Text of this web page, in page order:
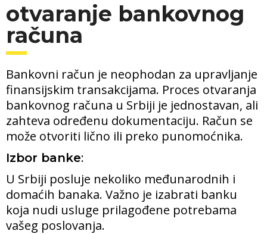
otvaranje bankovnog
računa
Bankovni račun je neophodan za upravljanje
finansijskim transakcijama. Proces otvaranja
bankovnog računa u Srbiji je jednostavan, ali
zahteva određenu dokumentaciju. Račun se
može otvoriti lično ili preko punomoćnika.
Izbor banke:
U Srbiji posluje nekoliko međunarodnih i
domaćih banaka. Važno je izabrati banku
koja nudi usluge prilagođene potrebama
vašeg poslovanja.